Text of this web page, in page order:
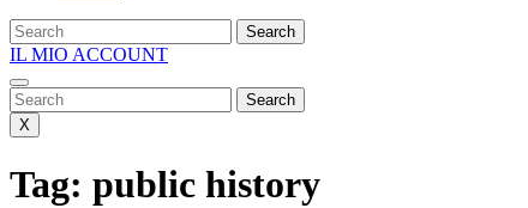
Search
for:
IL MIO ACCOUNTIL
ACCOUNT
Close
Menu
Search
for:
X
Tag: public history